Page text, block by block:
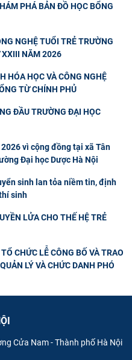
PHÁ BẢN ĐỒ HỌC BỔNG
NGHỆ TUỔI TRẺ TRƯỜNG
XXIII NĂM 2026
HÓA HỌC VÀ CÔNG NGHỆ
TỪ CHÍNH PHỦ
ĐẦU TRƯỜNG ĐẠI HỌC
vì cộng đồng tại xã Tân
Đại học Dược Hà Nội
sinh lan tỏa niềm tin, định
sinh
LỬA CHO THẾ HỆ TRẺ
CHỨC LỄ CÔNG BỐ VÀ TRAO
LÝ VÀ CHỨC DANH PHÓ
Cửa Nam - Thành phố Hà Nội